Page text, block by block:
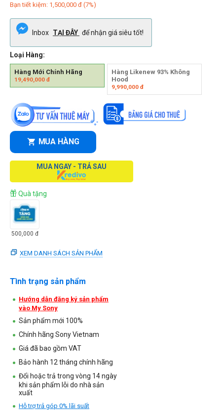
Bạn tiết kiệm: 1,500,000 đ (7%)
Inbox TẠI ĐÂY để nhận giá siêu tốt!
Loại Hàng:
Hàng Mới Chính Hãng
19,490,000 đ
Hàng Likenew 93% Không
Hood
9,990,000đ
MUA HÀNG
MUA NGAY - TRẢ SAU
Quà tặng
500,000 đ
XEM DANH SÁCH SẢN PHẨM
Tình trạng sản phẩm
Hướng dẫn đăng ký sản phẩm
vào My Sony
Sản phẩm mới 100%
Chính hãng Sony Vietnam
Giá đã bao gồm VAT
Bảo hành 12 tháng chính hãng
Đổi hoặc trả trong vòng 14 ngày
khi sản phẩm lỗi do nhà sản
xuất
Hỗ trợ trả góp 0% lãi suất